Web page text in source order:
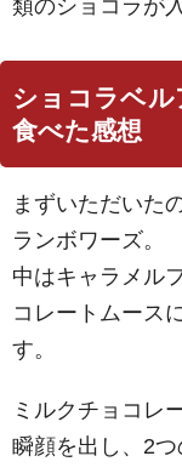
類のショコラが
ショコラベ
食べた感想
まずいただいた
ランボワーズ。
中はキャラメル
コレートムース
す。
ミルクチョコレ
瞬顔を出し、2つ